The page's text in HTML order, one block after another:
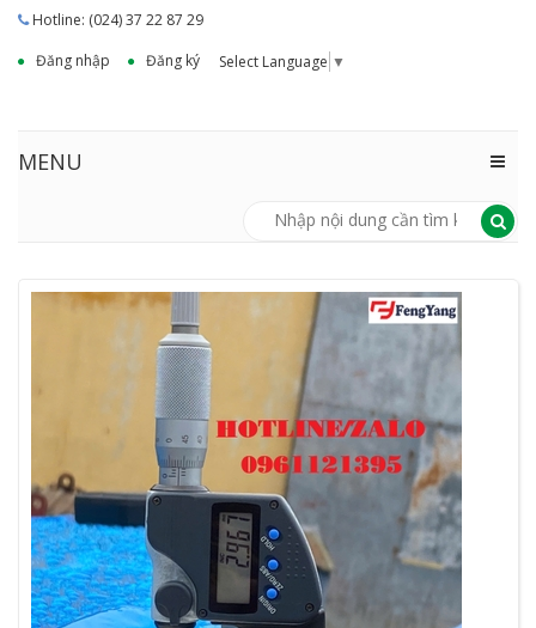
Hotline: (024) 37 22 87 29
Đăng nhập
Đăng ký Select Language ▼
MENU